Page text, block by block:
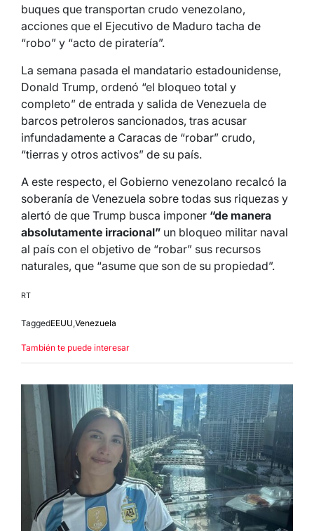
buques que transportan crudo venezolano,
acciones que el Ejecutivo de Maduro tacha de
“robo” y “acto de piratería”.
La semana pasada el mandatario estadounidense,
Donald Trump, ordenó “el bloqueo total y
completo” de entrada y salida de Venezuela de
barcos petroleros sancionados, tras acusar
infundadamente a Caracas de “robar” crudo,
“tierras y otros activos” de su país.
A este respecto, el Gobierno venezolano recalcó la
soberanía de Venezuela sobre todas sus riquezas y
alertó de que Trump busca imponer “de manera
absolutamente irracional” un bloqueo militar naval
al país con el objetivo de “robar” sus recursos
naturales, que “asume que son de su propiedad”.
RT
TaggedEEUU,Venezuela
También te puede interesar